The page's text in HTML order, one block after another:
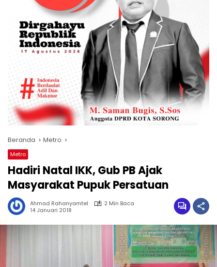
Beranda Metro
Metro
Hadiri Natal IKK, Gub PB Ajak
Masyarakat Pupuk Persatuan
Ahmad Rahanyamtel
2 Min Baca
14 Januari 2018